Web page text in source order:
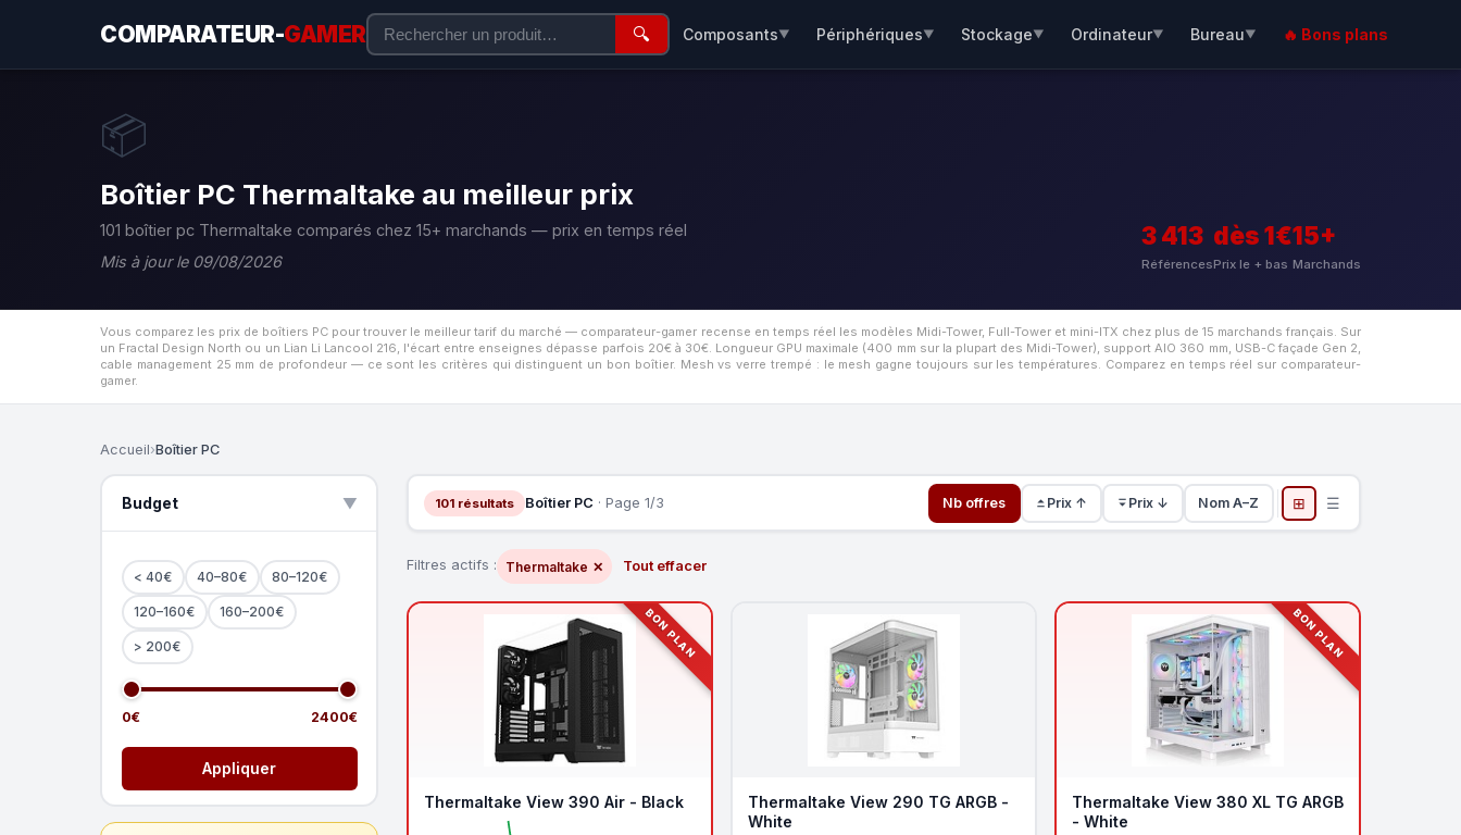
COMPARATEUR-GAMER 🔍 Composants▼ Périphériques▼ Stockage▼ Ordinateur▼ Bureau▼ 🔥 Bons plans
📦
Boîtier PC Thermaltake au meilleur prix
101 boîtier pc Thermaltake comparés chez 15+ marchands — prix en temps réel
Mis à jour le 09/08/2026
3 413
Références
dès 1€
Prix le + bas
15+
Marchands
Vous comparez les prix de boîtiers PC pour trouver le meilleur tarif du marché — comparateur-gamer recense en temps réel les modèles Midi-Tower, Full-Tower et mini-ITX chez plus de 15 marchands français. Sur
un Fractal Design North ou un Lian Li Lancool 216, l'écart entre enseignes dépasse parfois 20€ à 30€. Longueur GPU maximale (400 mm sur la plupart des Midi-Tower), support AIO 360 mm, USB-C façade Gen 2,
cable management 25 mm de profondeur — ce sont les critères qui distinguent un bon boîtier. Mesh vs verre trempé : le mesh gagne toujours sur les températures. Comparez en temps réel sur comparateur-
gamer.
Accueil›Boîtier PC
Budget ▲
< 40€ 40–80€ 80–120€
120–160€ 160–200€
> 200€
0€ 2400€
Appliquer
101 résultats Boîtier PC · Page 1/3 Nb offres Prix ↑ Prix ↓ Nom A–Z ⊞ ☰
Filtres actifs : Thermaltake ✕ Tout effacer
BON PLAN
Thermaltake View 390 Air - Black
Thermaltake View 290 TG ARGB -
White
BON PLAN
Thermaltake View 380 XL TG ARGB
- White